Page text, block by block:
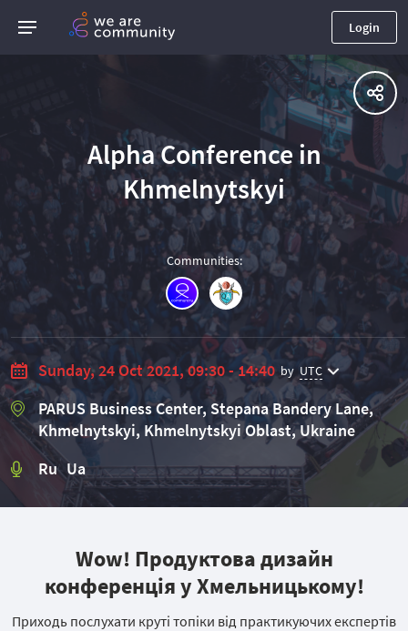
Login
Alpha Conference in
Khmelnytskyi
Communities:
Sunday, 24 Oct 2021, 09:30 - 14:40 by UTC
PARUS Business Center, Stepana Bandery Lane,
Khmelnytskyi, Khmelnytskyi Oblast, Ukraine
Ru Ua
Wow! Продуктова дизайн
конференція у Хмельницькому!
Приходь послухати круті топіки від практикуючих експертів